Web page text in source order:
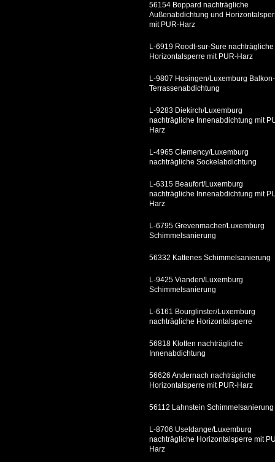
56154 Boppard nachträgliche
Außenabdichtung und
mit PUR-Harz
L-6919 Roodt-sur-Sure nachträgliche
Horizontalsperre mit PUR-Harz
L-9807 Hosingen/Luxemburg Balkon-
Terrassenabdichtung
L-9283 Diekirch/Luxemburg
nachträgliche Innenabdichtung mit
Harz
L-4965 Clemency/Luxemburg
nachträgliche Sockelabdichtung
L-6315 Beaufort/Luxemburg
nachträgliche Innenabdichtung mit
Harz
L-6795 Grevenmacher/Luxemburg
Schimmelsanierung
56332 Kattenes Schimmelsanierung
L-9425 Vianden/Luxemburg
Schimmelsanierung
L-6161 Bourglinster/Luxemburg
nachträgliche Horizontalsperre
56818 Klotten nachträgliche
Innenabdichtung
56626 Andernach nachträgliche
Horizontalsperre mit PUR-Harz
56112 Lahnstein Schimmelsanierung
L-8706 Useldange/Luxemburg
nachträgliche Horizontalsperre mit
Harz